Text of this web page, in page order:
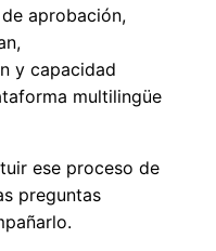
aprobación,
y capacidad
multilingüe
ese proceso de
preguntas